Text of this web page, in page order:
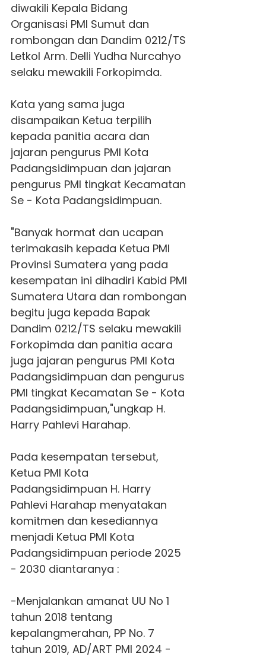
diwakili Kepala Bidang
Organisasi PMI Sumut dan
rombongan dan Dandim 0212/TS
Letkol Arm. Delli Yudha Nurcahyo
selaku mewakili Forkopimda.
Kata yang sama juga
disampaikan Ketua terpilih
kepada panitia acara dan
jajaran pengurus PMI Kota
Padangsidimpuan dan jajaran
pengurus PMI tingkat Kecamatan
Se - Kota Padangsidimpuan.
"Banyak hormat dan ucapan
terimakasih kepada Ketua PMI
Provinsi Sumatera yang pada
kesempatan ini dihadiri Kabid PMI
Sumatera Utara dan rombongan
begitu juga kepada Bapak
Dandim 0212/TS selaku mewakili
Forkopimda dan panitia acara
juga jajaran pengurus PMI Kota
Padangsidimpuan dan pengurus
PMI tingkat Kecamatan Se - Kota
Padangsidimpuan,"ungkap H.
Harry Pahlevi Harahap.
Pada kesempatan tersebut,
Ketua PMI Kota
Padangsidimpuan H. Harry
Pahlevi Harahap menyatakan
komitmen dan kesediannya
menjadi Ketua PMI Kota
Padangsidimpuan periode 2025
- 2030 diantaranya :
-Menjalankan amanat UU No 1
tahun 2018 tentang
kepalangmerahan, PP No. 7
tahun 2019, AD/ART PMI 2024 -